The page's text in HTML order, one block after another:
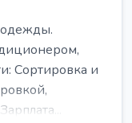
одежды.
Сортировка и